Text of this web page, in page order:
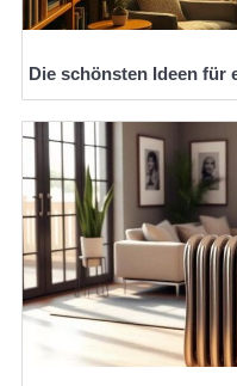
Die schönsten Ideen für